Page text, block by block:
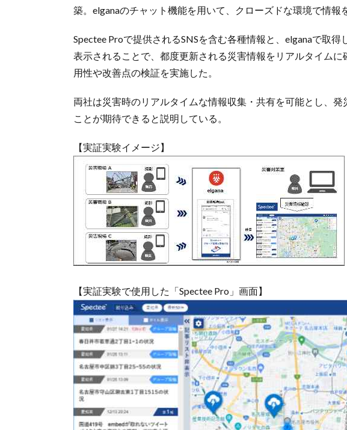
築。elganaのチャット機能を用いて、クローズドな環境で情報
Spectee Proで提供されるSNSを含む各種情報と、elganaで取
表示されることで、都度更新される災害情報をリアルタイム
用性や改善点の検証を実施した。
両社は災害時のリアルタイムな情報収集・共有を可能とし、
ことが期待できると説明している。
【実証実験イメージ】
【実証実験で使用した「Spectee Pro」画面】